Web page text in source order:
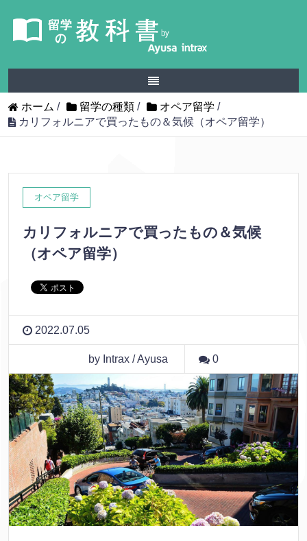
ホーム / 留学の種類 / オペア留学 /
カリフォルニアで買ったもの＆気候（オペア留学）
オペア留学
カリフォルニアで買ったもの＆気候
（オペア留学）
2022.07.05
by Intrax / Ayusa 0